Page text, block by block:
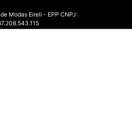
Modas Eireli - EPP CNPJ: